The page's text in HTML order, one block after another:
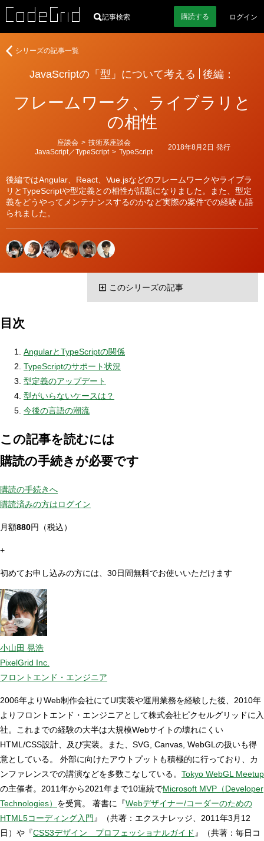
記事検索 購読する ログイン
JavaScriptの「型」について考える 後編：
フレームワーク、ライブラリと
の相性
後編ではAngular、React、Vue.jsなどのフレームワークやライブラ
リとTypeScriptや型定義との相性が話題になりました。また、型定
義をどうやってメンテナンスするのかなど実際の案件での経験も語
られました。
テ
ー
座談会 > 技術系座談会
JavaScript／TypeScript > TypeScript
2018年8月2日 発行
JavaScript
「型」
つ
い
シリーズの記事一覧
このシリーズの記事
目次
AngularとTypeScriptの関係
TypeScriptのサポート状況
型定義のアップデート
型がいらないケースは？
今後の言語の潮流
この記事を読むには
購読の手続きが必要です
購読の手続きへ
購読済みの方はログイン
月額880円（税込）
+
初めてお申し込みの方には、30日間無料でお使いいただけます
小山田 晃浩
PixelGrid Inc.
フロントエンド・エンジニア
2006年よりWeb制作会社にてUI実装や運用業務を経験した後、2010年
よりフロントエンド・エンジニアとして株式会社ピクセルグリッドに入
社。これまでの経験の大半は大規模Webサイトの壊れにくい
HTML/CSS設計、及び実装。また、SVG, Canvas, WebGLの扱いも得
意としている。 外部に向けたアウトプットも積極的に行っており、カ
ンファレンスでの講演などを多数こなしている。 Tokyo WebGL Meetup
の主催者。2011年から2021年まで10連続でMicrosoft MVP（Developer
Technologies） を受賞。 著書に『Webデザイナー/コーダーのための
HTML5コーディング入門 』（共著：エクスナレッジ、2011年3月12
日）や『CSS3デザイン プロフェッショナルガイド 』（共著：毎日コ